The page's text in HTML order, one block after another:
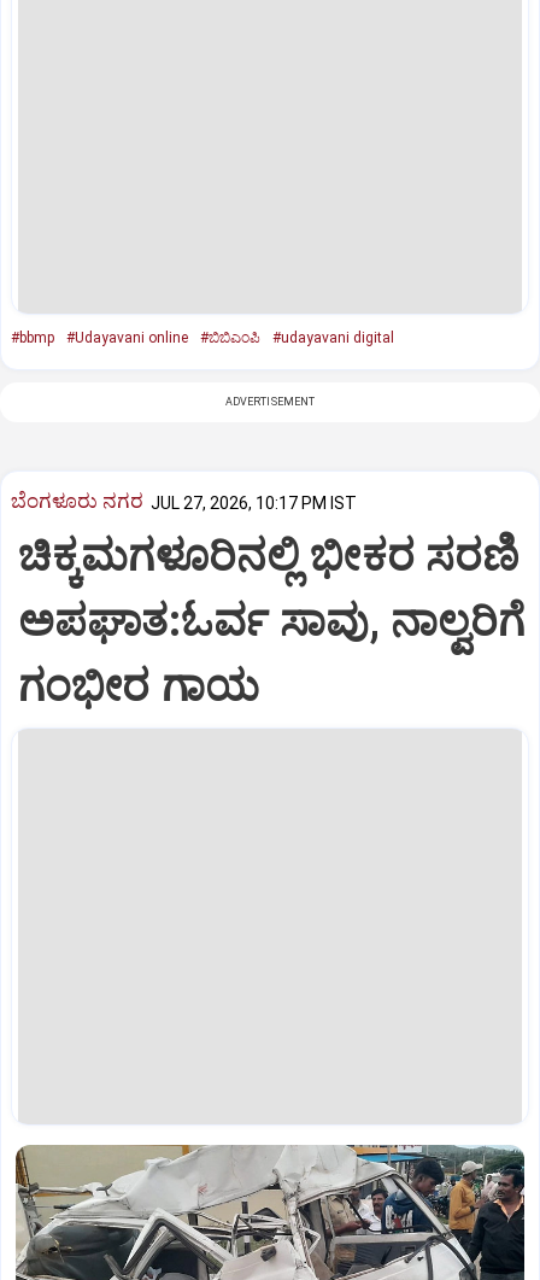
#bbmp #Udayavani online #ಬಿಬಿಎಂಪಿ #udayavani digital
ADVERTISEMENT
ಬೆಂಗಳೂರು ನಗರ JUL 27, 2026, 10:17 PM IST
ಚಿಕ್ಕಮಗಳೂರಿನಲ್ಲಿ ಭೀಕರ ಸರಣಿ
ಅಪಘಾತ:ಓರ್ವ ಸಾವು, ನಾಲ್ವರಿಗೆ
ಗಂಭೀರ ಗಾಯ